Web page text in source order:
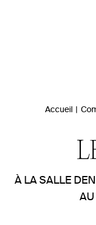
Accueil |
À LA SALLE